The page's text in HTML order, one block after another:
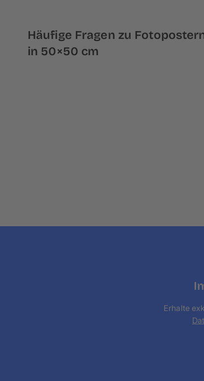
Häufige Fragen zu
in 50×50 cm
Erhalte